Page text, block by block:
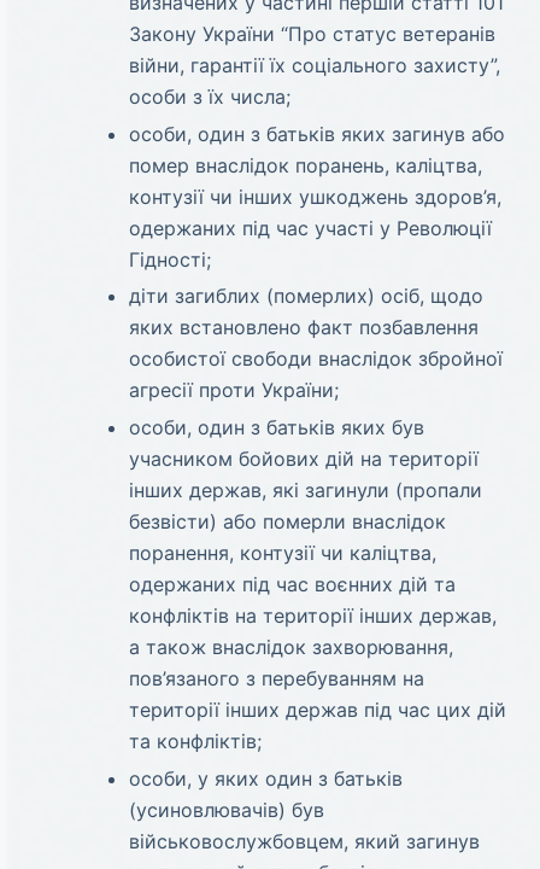
Закону України “Про статус ветеранів
війни, гарантії їх соціального захисту”,
особи з їх числа;
особи, один з батьків яких загинув або
помер внаслідок поранень, каліцтва,
контузії чи інших ушкоджень здоров’я,
одержаних під час участі у Революції
Гідності;
діти загиблих (померлих) осіб, щодо
яких встановлено факт позбавлення
особистої свободи внаслідок збройної
агресії проти України;
особи, один з батьків яких був
учасником бойових дій на території
інших держав, які загинули (пропали
безвісти) або померли внаслідок
поранення, контузії чи каліцтва,
одержаних під час воєнних дій та
конфліктів на території інших держав,
а також внаслідок захворювання,
пов’язаного з перебуванням на
території інших держав під час цих дій
та конфліктів;
особи, у яких один з батьків
(усиновлювачів) був
військовослужбовцем, який загинув